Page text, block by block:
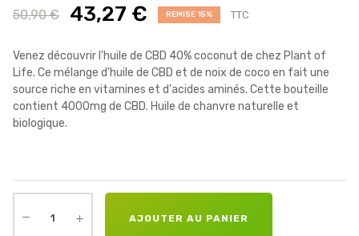
50,90 € 43,27 € REMISE 15% TTC
Venez découvrir l'huile de CBD 40% coconut de chez Plant of
Life. Ce mélange d'huile de CBD et de noix de coco en fait une
source riche en vitamines et d'acides aminés. Cette bouteille
contient 4000mg de CBD. Huile de chanvre naturelle et
biologique.
AJOUTER AU PANIER